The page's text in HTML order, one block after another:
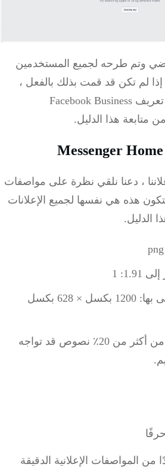
وتم طرحه لجميع المستخدمين
من فبراير 2018. إذا لم تكن قد قمت بذلك بالفعل ،
فإننا نوصي بإنشاء ملف تعريف Facebook Business
متابعة هذا الدليل.
، دعنا نلقي نظرة على مواصفات
هذه هي نفسها لجميع الإعلانات
الدليل.
1
درجة الدقة الموصى بها: 1200 بكسل × 628 بكسل
الصور التي تتكون من أكثر من 20٪ نصوص قد تواجه
من المواصفات الإعلانية الدقيقة